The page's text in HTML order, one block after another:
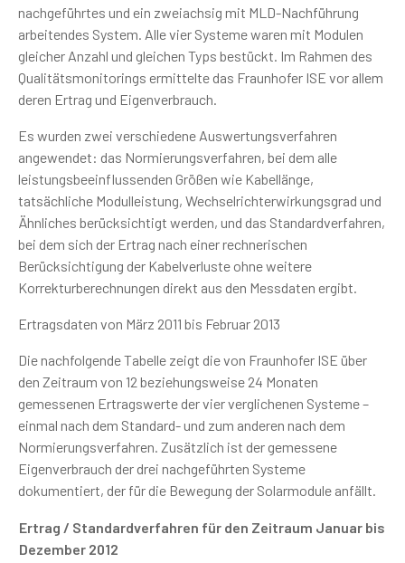
nachgeführtes und ein zweiachsig mit MLD-Nachführung
arbeitendes System. Alle vier Systeme waren mit Modulen
gleicher Anzahl und gleichen Typs bestückt. Im Rahmen des
Qualitätsmonitorings ermittelte das Fraunhofer ISE vor allem
deren Ertrag und Eigenverbrauch.
Es wurden zwei verschiedene Auswertungsverfahren
angewendet: das Normierungsverfahren, bei dem alle
leistungsbeeinflussenden Größen wie Kabellänge,
tatsächliche Modulleistung, Wechselrichterwirkungsgrad und
Ähnliches berücksichtigt werden, und das Standardverfahren,
bei dem sich der Ertrag nach einer rechnerischen
Berücksichtigung der Kabelverluste ohne weitere
Korrekturberechnungen direkt aus den Messdaten ergibt.
Ertragsdaten von März 2011 bis Februar 2013
Die nachfolgende Tabelle zeigt die von Fraunhofer ISE über
den Zeitraum von 12 beziehungsweise 24 Monaten
gemessenen Ertragswerte der vier verglichenen Systeme –
einmal nach dem Standard- und zum anderen nach dem
Normierungsverfahren. Zusätzlich ist der gemessene
Eigenverbrauch der drei nachgeführten Systeme
dokumentiert, der für die Bewegung der Solarmodule anfällt.
Ertrag / Standardverfahren für den Zeitraum Januar bis
Dezember 2012